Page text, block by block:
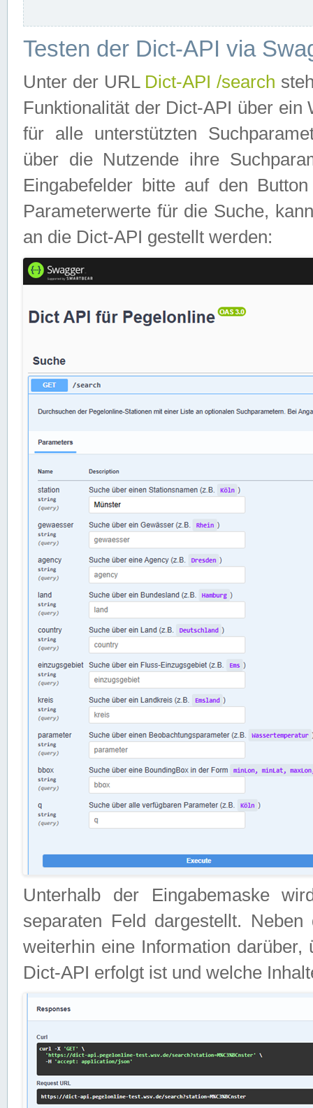
Testen der Dict-API via
Unter der URL Dict-API /search
Funktionalität der Dict-API über
für alle unterstützten
über die Nutzende ihre
Eingabefelder bitte auf den
Parameterwerte für die Suche,
an die Dict-API gestellt werden:
Unterhalb der Eingabemaske
separaten Feld dargestellt.
weiterhin eine Information
Dict-API erfolgt ist und welche